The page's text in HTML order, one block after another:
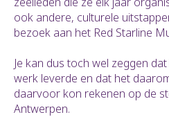
ook andere, culturele
bezoek aan het Red Starline
Je kan dus toch wel zeggen
werk leverde en dat het
daarvoor kon rekenen op de
Antwerpen.